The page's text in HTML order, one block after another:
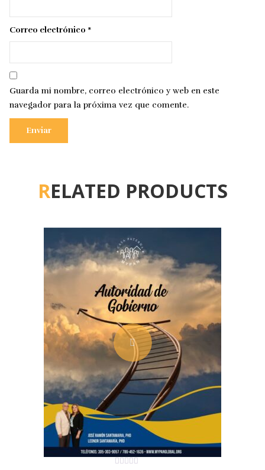
Correo electrónico *
Guarda mi nombre, correo electrónico y web en este
navegador para la próxima vez que comente.
RELATED PRODUCTS